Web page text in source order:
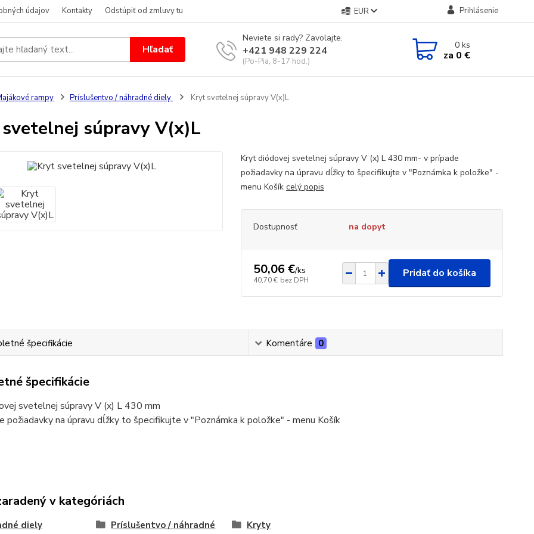
údajov Kontakty Odstúpiť od zmluvy tu EUR Prihlásenie
Hľadať
Neviete si rady? Zavolajte.
+421 948 229 224
(Po-Pia, 8-17 hod.)
0ks
za 0 €
rampy Príslušentvo / náhradné diely Kryt svetelnej súpravy V(x)L
súpravy V(x)L
Kryt diódovej svetelnej súpravy V (x) L 430 mm- v prípade
požiadavky na úpravu dĺžky to špecifikujte v "Poznámka k položke" -
menu Košík celý popis
Dostupnosť na dopyt
50,06 €/ks
40,70 € bez DPH
Pridať do košíka
špecifikácie Komentáre 0
špecifikácie
svetelnej súpravy V (x) L 430 mm
požiadavky na úpravu dĺžky to špecifikujte v "Poznámka k položke" - menu Košík
v kategóriách
diely
Príslušentvo / náhradné
Kryty